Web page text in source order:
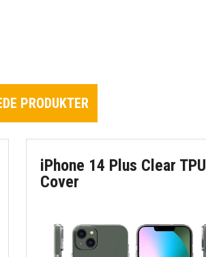
PRODUKTER
iPhone 14 Plus Clear TPU
Cover